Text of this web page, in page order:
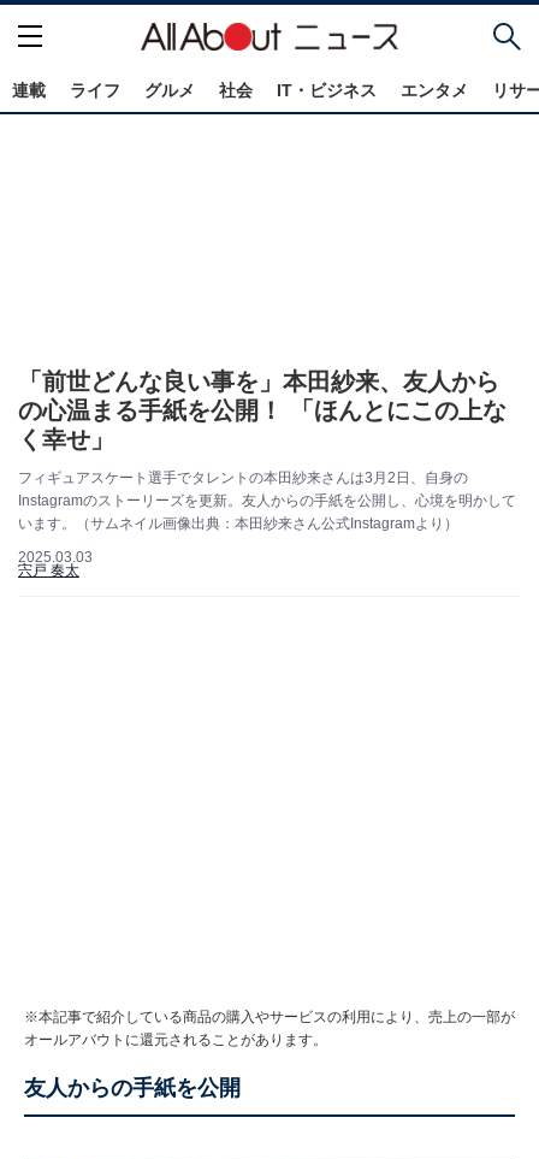
連載 ライフ グルメ 社会 IT・ビジネス エンタメ リサ
「前世どんな良い事を」本田紗来、友人から
の心温まる手紙を公開！ 「ほんとにこの上な
く幸せ」
フィギュアスケート選手でタレントの本田紗来さんは3月2日、自身の
Instagramのストーリーズを更新。友人からの手紙を公開し、心境を明かして
います。（サムネイル画像出典：本田紗来さん公式Instagramより）
2025.03.03
宍戸 奏太
※本記事で紹介している商品の購入やサービスの利用により、売上の一部が
オールアバウトに還元されることがあります。
友人からの手紙を公開